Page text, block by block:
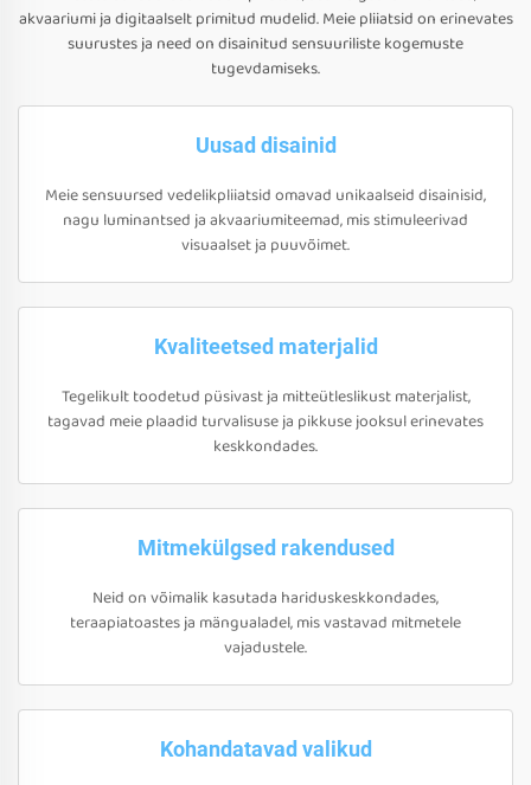
akvaariumi ja digitaalselt primitud mudelid. Meie pliiatsid on erinevates
suurustes ja need on disainitud sensuuriliste kogemuste
tugevdamiseks.
Uusad disainid
Meie sensuursed vedelikpliiatsid omavad unikaalseid disainisid,
nagu luminantsed ja akvaariumiteemad, mis stimuleerivad
visuaalset ja puuvõimet.
Kvaliteetsed materjalid
Tegelikult toodetud püsivast ja mitteütleslikust materjalist,
tagavad meie plaadid turvalisuse ja pikkuse jooksul erinevates
keskkondades.
Mitmekülgsed rakendused
Neid on võimalik kasutada hariduskeskkondades,
teraapiatoastes ja mängualadel, mis vastavad mitmetele
vajadustele.
Kohandatavad valikud